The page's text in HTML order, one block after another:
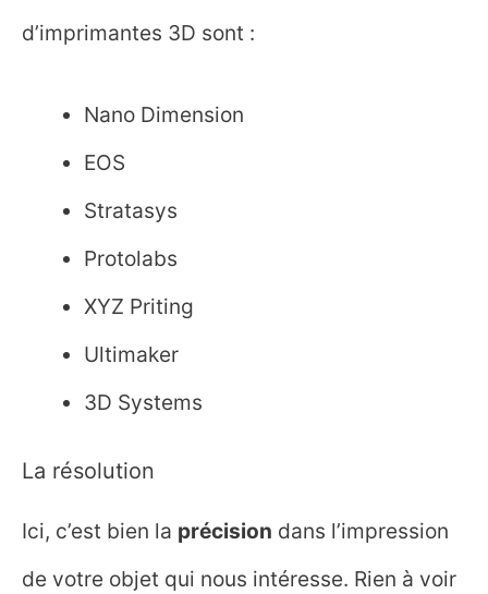
d’imprimantes 3D sont :
Nano Dimension
EOS
Stratasys
Protolabs
XYZ Priting
Ultimaker
3D Systems
La résolution
Ici, c’est bien la précision dans l’impression
de votre objet qui nous intéresse. Rien à voir